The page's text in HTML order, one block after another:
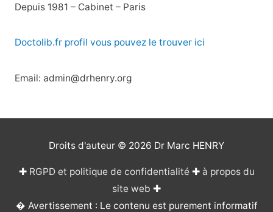
Depuis 1981 – Cabinet – Paris
Doctolib.fr profil vous pouvez le trouver ici
Email: admin@drhenry.org
Droits d'auteur © 2026 Dr Marc HENRY
✚ RGPD et politique de confidentialité✚ à propos du
site web ✚
� Avertissement : Le contenu est purement informatif